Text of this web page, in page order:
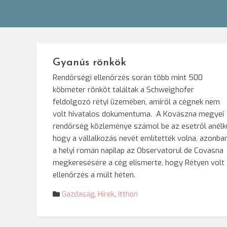
Gyanús rönkök
Rendőrségi ellenőrzés során több mint 500
köbméter rönköt találtak a Schweighofer
feldolgozó rétyi üzemében, amiről a cégnek nem
volt hivatalos dokumentuma. A Kovászna megyei
rendőrség közleménye számol be az esetről
hogy a vállalkozás nevét említették volna,
a helyi román napilap az Observatorul de Covasna
megkeresésére a cég elismerte, hogy Rétyen volt
ellenőrzés a múlt héten.
Gazdaság, Hírek, Itthon